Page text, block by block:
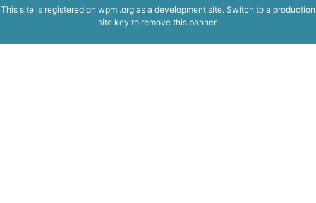
This site is registered on wpml.org as a development site. Switch to a production
site key to remove this banner.